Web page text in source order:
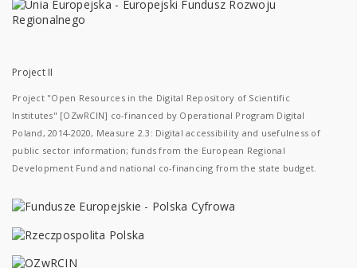
Project II
Project "Open Resources in the Digital Repository of Scientific
Institutes" [OZwRCIN] co-financed by Operational Program Digital
Poland, 2014-2020, Measure 2.3: Digital accessibility and usefulness of
public sector information; funds from the European Regional
Development Fund and national co-financing from the state budget.